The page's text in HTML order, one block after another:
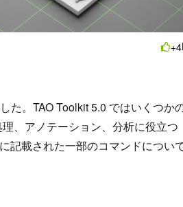
+4
た。TAO Toolkit 5.0 ではいくつか
、アノテーション、分析に役立つ
記載された一部のコマンドについ